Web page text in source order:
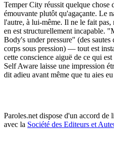
Temper City réussit quelque chose
émouvante plutôt qu'agaçante. Le
l'autre, à lui-même. Il ne le fait
en est structurellement incapable.
Body's under pressure" (des
corps sous pression) — tout est
cette conscience aiguë de ce qui
Self Aware laisse une impression
dit adieu avant même que tu aies
Paroles.net dispose d'un accord de
avec la Société des Editeurs et